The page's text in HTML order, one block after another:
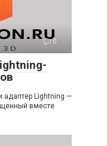
0
адаптер Lightning —
вместе